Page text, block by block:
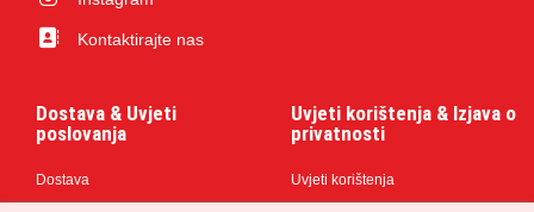
Kontaktirajte nas
Dostava & Uvjeti
poslovanja
Dostava
Uvjeti korištenja & Izjava o
privatnosti
Uvjeti korištenja